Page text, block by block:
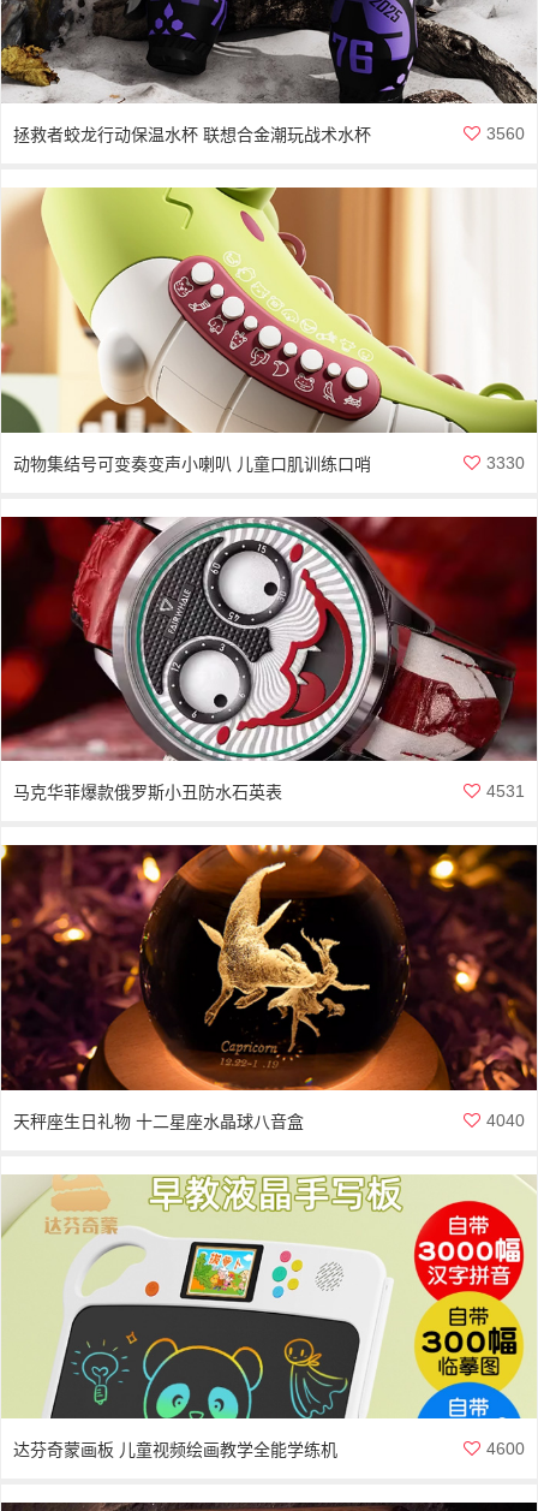
拯救者蛟龙行动保温水杯 联想合金潮玩战术水杯 3560
动物集结号可变奏变声小喇叭 儿童口肌训练口哨 3330
马克华菲爆款俄罗斯小丑防水石英表 4531
天秤座生日礼物 十二星座水晶球八音盒 4040
达芬奇蒙画板 儿童视频绘画教学全能学练机 4600